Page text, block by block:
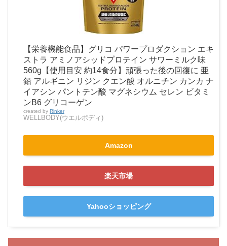
【栄養機能食品】グリコ パワープロダクション エキ
ストラ アミノアシッドプロテイン サワーミルク味
560g【使用目安 約14食分】頑張った後の回復に 亜
鉛 アルギニン リジン クエン酸 オルニチン カンカ ナ
イアシン パントテン酸 マグネシウム セレン ビタミ
ンB6 グリコーゲン
created by Rinker
WELLBODY(ウエルボディ)
Amazon
楽天市場
Yahooショッピング